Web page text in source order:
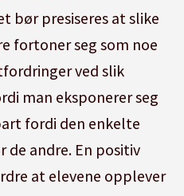
bør presiseres at slike
fortoner seg som noe
ved slik
man eksponerer seg
fordi den enkelte
de andre. En positiv
at elevene opplever